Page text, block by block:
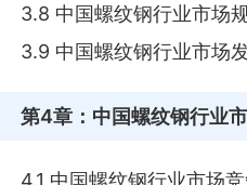
3.8 中国螺纹钢行业市场
3.9 中国螺纹钢行业市场
第4章 ：中国螺纹钢行业
4.1 中国螺纹钢行业市场